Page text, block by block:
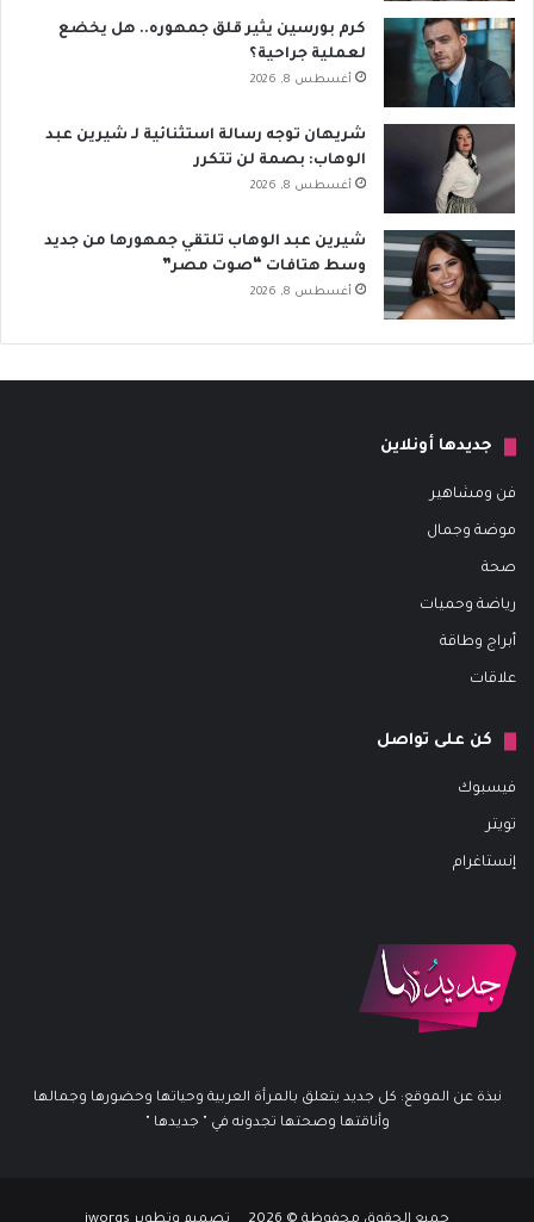
كرم بورسين يثير قلق جمهوره.. هل يخضع
لعملية جراحية؟
أغسطس 8, 2026
شريهان توجه رسالة استثنائية لـ شيرين عبد
الوهاب: بصمة لن تتكرر
أغسطس 8, 2026
شيرين عبد الوهاب تلتقي جمهورها من جديد
وسط هتافات “صوت مصر”
أغسطس 8, 2026
جديدها أونلاين
فن ومشاهير
موضة وجمال
صحة
رياضة وحميات
أبراج وطاقة
علاقات
كن على تواصل
فيسبوك
تويتر
إنستاغرام
نبذة عن الموقع: كل جديد يتعلق بالمرأة العربية وحياتها وحضورها وجمالها
وأناقتها وصحتها تجدونه في " جديدها "